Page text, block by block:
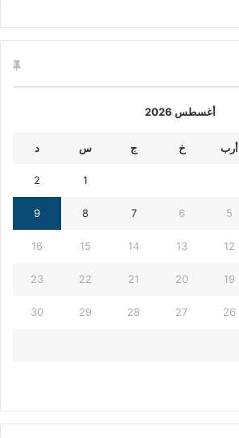
أغسطس 2026
أرب خ ج س د
1
2
5
6
7
8
9
12
13
14
15
16
19
20
21
22
23
26
27
28
29
30